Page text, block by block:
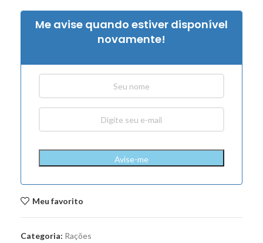
Me avise quando estiver disponível
novamente!
Avise-me
Meu favorito
Categoria: Rações